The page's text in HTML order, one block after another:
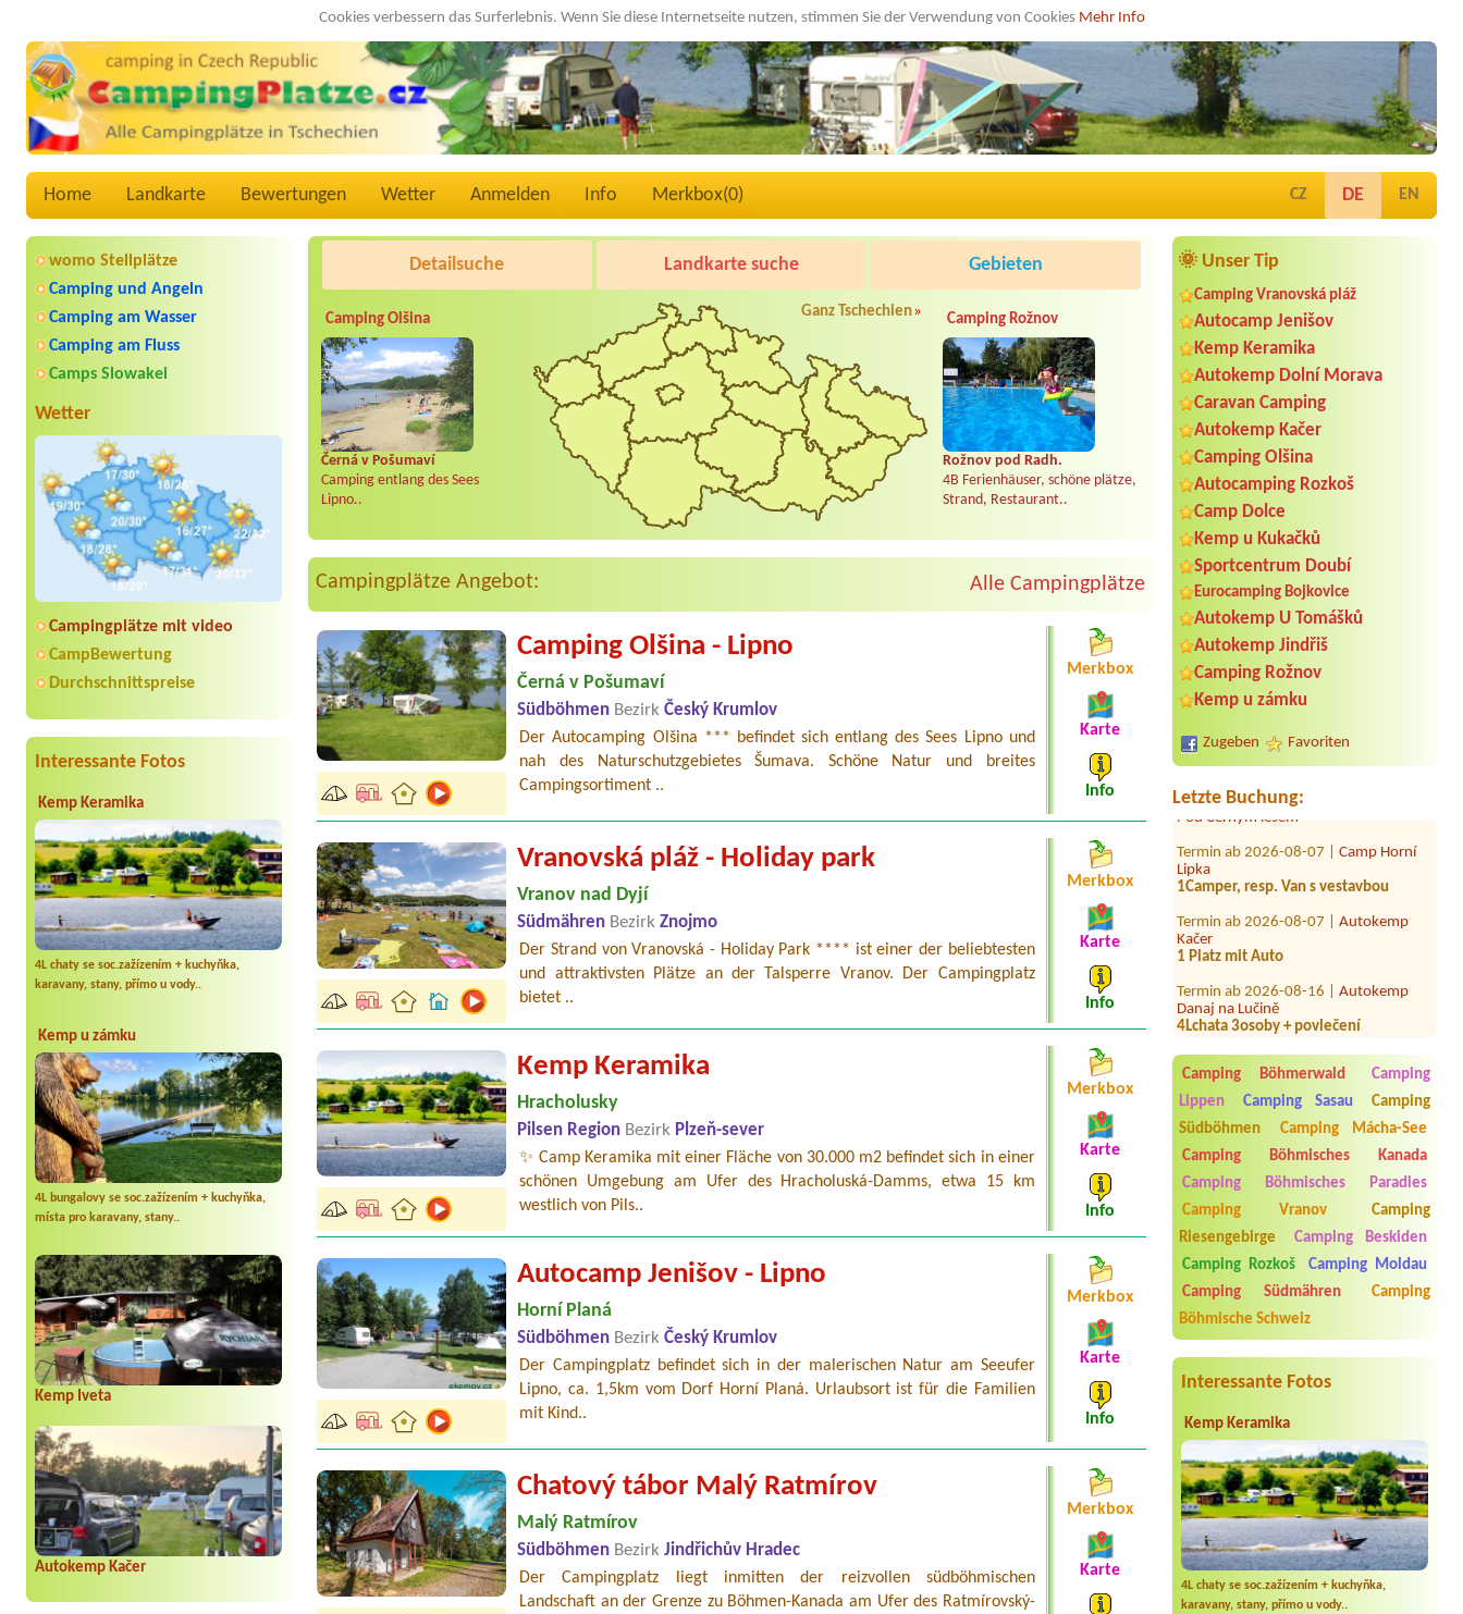
Cookies verbessern das Surferlebnis. Wenn Sie diese Internetseite nutzen, stimmen Sie der Verwendung von Cookies Mehr Info
Home Landkarte Bewertungen Wetter Anmelden Info Merkbox(0) CZ DE EN
womo Stellplätze
Camping und Angeln
Camping am Wasser
Camping am Fluss
Camps Slowakei
Wetter
Campingplätze mit video
CampBewertung
Durchschnittspreise
Interessante Fotos
Kemp Keramika
4L chaty se soc.zažízením + kuchyňka,
karavany, stany, přímo u vody..
Kemp u zámku
4L bungalovy se soc.zažízením + kuchyňka,
místa pro karavany, stany..
Kemp Iveta
Autokemp Kačer
🌞 Unser Tip
Camping Vranovská pláž
Autocamp Jenišov
Kemp Keramika
Autokemp Dolní Morava
Caravan Camping
Autokemp Kačer
Camping Olšina
Autocamping Rozkoš
Camp Dolce
Kemp u Kukačků
Sportcentrum Doubí
Eurocamping Bojkovice
Autokemp U Tomášků
Autokemp Jindřiš
Camping Rožnov
Kemp u zámku
Zugeben Favoriten
Letzte Buchung:
Termin ab 2026-07-31 |
3 stany + 4 dospělí + 4 děti
Termin ab 2026-08-13 |
4l Chatka + 4 osoby + lůžkoviny
Pod Černým lesem
Lipka
1Camper, resp. Van s vestavbou
Kačer
1 Platz mit Auto
Danaj na Lučině
4Lchata 3osoby + povlečení
Adršpach
1x Stellplatz für Fiat Ducato 6,5m und
2 Personen
Termin ab 2026-08-22 |Kemp
Koupadla Čerčany
4 místa pro stany, 6 osob, 2 vozyu
ohniště výhodou
Termin ab 2026-08-07 |
Camp Horní
Lipka
bez elektrické přípojky
Termin ab 2026-08-05 |
Autokemp
Vikletice
1x Stellplatz am Wasser für ein
Wohnmobil 6m, 2 Personen
Camping Böhmerwald
Camping
Lippen
Camping Sasau
Camping
Südböhmen
Camping Mácha-See
Camping Böhmisches Kanada
Camping Böhmisches Paradies
Camping Vranov
Camping
Riesengebirge
Camping Beskiden
Camping Rozkoš
Camping Moldau
Camping Südmähren
Camping
Böhmische Schweiz
Interessante Fotos
Kemp Keramika
4L chaty se soc.zažízením + kuchyňka,
karavany, stany, přímo u vody..
Detailsuche Landkarte suche Gebieten
Camping Olšina
Černá v Pošumaví
Camping entlang des Sees
Lipno..
Ganz Tschechien» Camping Rožnov
Rožnov pod Radh.
4B Ferienhäuser, schöne plätze,
Strand, Restaurant..
Campingplätze Angebot: Alle Campingplätze
Camping Olšina - Lipno
Černá v Pošumaví
Südböhmen Bezirk Český Krumlov
Der Autocamping Olšina *** befindet sich entlang des Sees Lipno und
nah des Naturschutzgebietes Šumava. Schöne Natur und breites
Campingsortiment ..
Merkbox
Karte
Info
Vranovská pláž - Holiday park
Vranov nad Dyjí
Südmähren Bezirk Znojmo
Der Strand von Vranovská - Holiday Park **** ist einer der beliebtesten
und attraktivsten Plätze an der Talsperre Vranov. Der Campingplatz
bietet ..
Merkbox
Karte
Info
Kemp Keramika
Hracholusky
Pilsen Region Bezirk Plzeň-sever
✨ Camp Keramika mit einer Fläche von 30.000 m2 befindet sich in einer
schönen Umgebung am Ufer des Hracholuská-Damms, etwa 15 km
westlich von Pils..
Merkbox
Karte
Info
Autocamp Jenišov - Lipno
Horní Planá
Südböhmen Bezirk Český Krumlov
Der Campingplatz befindet sich in der malerischen Natur am Seeufer
Lipno, ca. 1,5km vom Dorf Horní Planá. Urlaubsort ist für die Familien
mit Kind..
Merkbox
Karte
Info
Chatový tábor Malý Ratmírov
Malý Ratmírov
Südböhmen Bezirk Jindřichův Hradec
Der Campingplatz liegt inmitten der reizvollen südböhmischen
Landschaft an der Grenze zu Böhmen-Kanada am Ufer des Ratmírovský-
Merkbox
Karte